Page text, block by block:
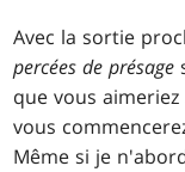
Avec la sortie
percées de présage
que vous
vous
Même si je